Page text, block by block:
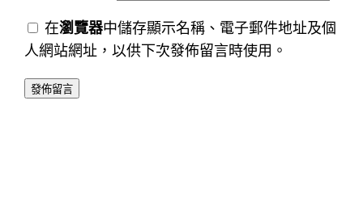
在瀏覽器中儲存顯示名稱、電子郵件地址及個
人網站網址，以供下次發佈留言時使用。